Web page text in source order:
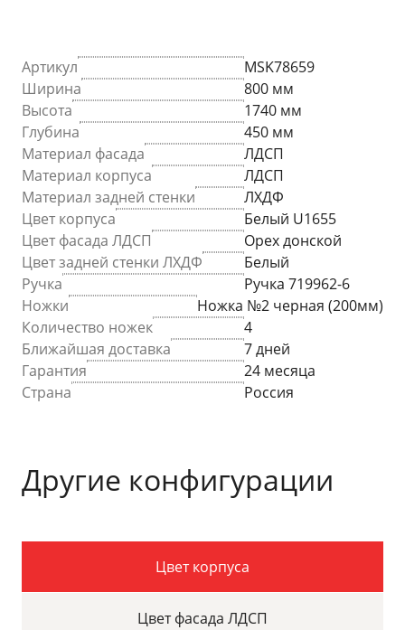
Артикул
MSK78659
Ширина
800 мм
Высота
1740 мм
Глубина
450 мм
Материал фасада
ЛДСП
Материал корпуса
ЛДСП
Материал задней стенки
ЛХДФ
Цвет корпуса
Белый U1655
Цвет фасада ЛДСП
Орех донской
Цвет задней стенки ЛХДФ
Белый
Ручка
Ручка 719962-6
Ножки
Ножка №2 черная (200мм)
Количество ножек
4
Ближайшая доставка
7 дней
Гарантия
24 месяца
Страна
Россия
Другие конфигурации
Цвет корпуса
Цвет фасада ЛДСП